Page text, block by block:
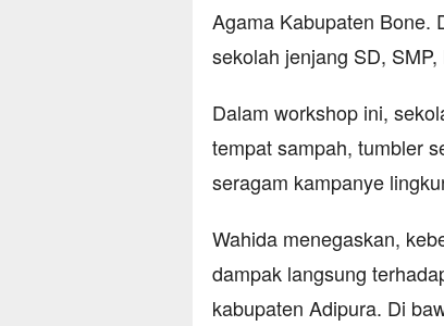
Agama Kabupaten Bone.
sekolah jenjang SD,
Dalam workshop ini,
tempat sampah, tumbler
seragam kampanye
Wahida menegaskan,
dampak langsung
kabupaten Adipura. Di